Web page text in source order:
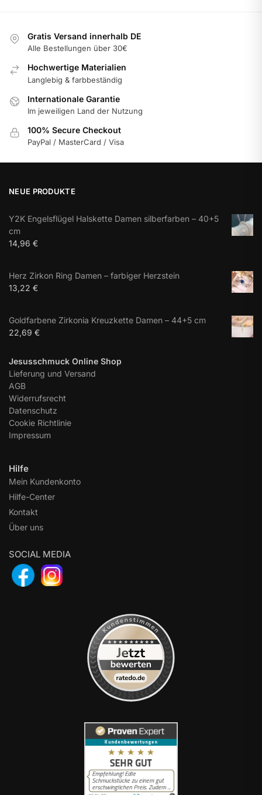
Gratis Versand innerhalb DE
Alle Bestellungen über 30€
Hochwertige Materialien
Langlebig & farbbeständig
Internationale Garantie
Im jeweiligen Land der Nutzung
100% Secure Checkout
PayPal / MasterCard / Visa
NEUE PRODUKTE
Y2K Engelsflügel Halskette Damen silberfarben – 40+5
cm
14,96 €
Herz Zirkon Ring Damen – farbiger Herzstein
13,22 €
Goldfarbene Zirkonia Kreuzkette Damen – 44+5 cm
22,69 €
Jesusschmuck Online Shop
Lieferung und Versand
AGB
Widerrufsrecht
Datenschutz
Cookie Richtlinie
Impressum
Hilfe
Mein Kundenkonto
Hilfe-Center
Kontakt
Über uns
SOCIAL MEDIA